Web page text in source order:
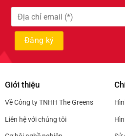
Giới thiệu
Về Công ty TNHH The Greens
Liên hệ với chúng tôi